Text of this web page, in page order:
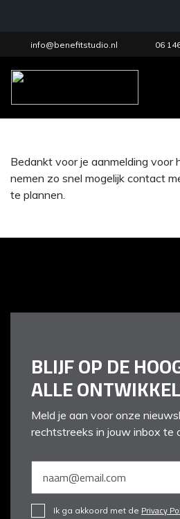
info@benefitstudio.nl 06
Bedankt voor je aanmelding voor
nemen zo snel mogelijk contact
te plannen.
BLIJF OP DE
ALLE
Meld je aan voor onze
rechtstreeks in jouw inbox te
Ik ga akkoord met de Privacy